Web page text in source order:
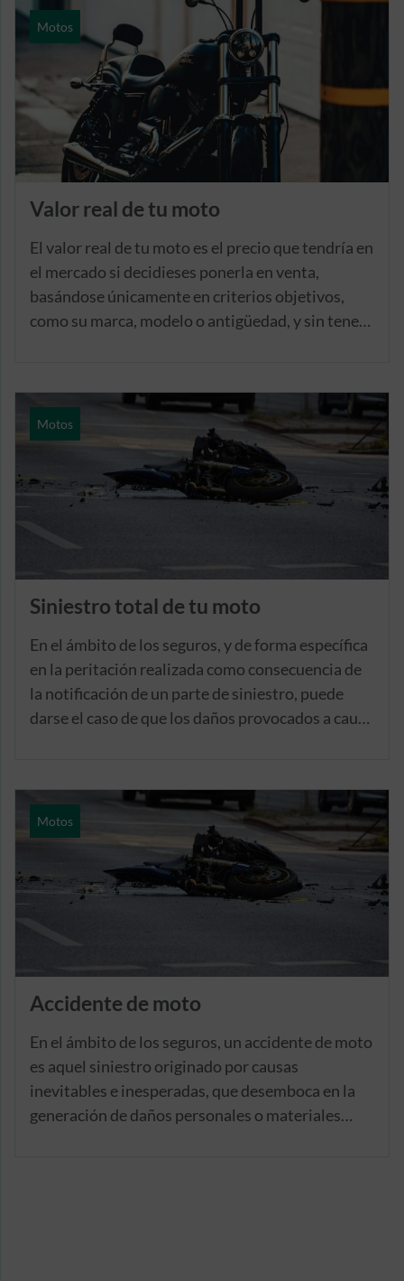
Motos
Valor real de tu moto
El valor real de tu moto es el precio que tendría en
el mercado si decidieses ponerla en venta,
basándose únicamente en criterios objetivos,
como su marca, modelo o antigüedad, y sin tener
Motos
Siniestro total de tu moto
En el ámbito de los seguros, y de forma específica
en la peritación realizada como consecuencia de
la notificación de un parte de siniestro, puede
darse el caso de que los daños provocados a causa
desaconsejable su reparación, ya que su coste de
realización es mayor que el valor que realmente
tiene el vehículo en el mercado.
Motos
Accidente de moto
En el ámbito de los seguros, un accidente de moto
es aquel siniestro originado por causas
inevitables e inesperadas, que desemboca en la
generación de daños personales o materiales